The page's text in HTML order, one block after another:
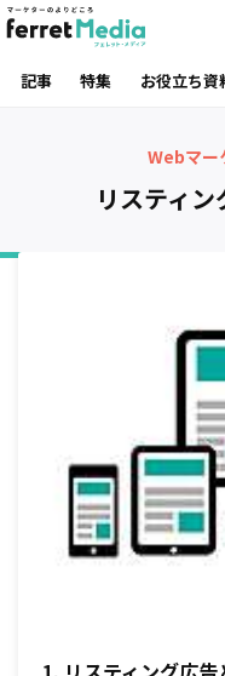
記事 特集 お役立ち資
Webマー
リスティン